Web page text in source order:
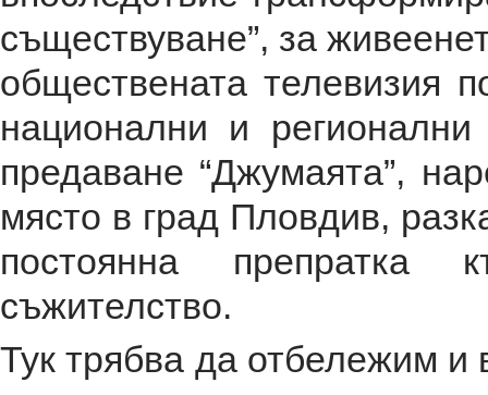
съществуване”, за
обществената телевизия
национални и
предаване “Джумаята”,
място в град Пловдив,
постоянна
съжителство.
Тук трябва да отбележим и